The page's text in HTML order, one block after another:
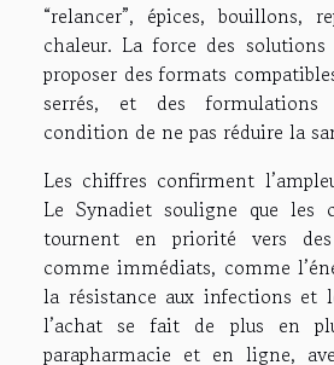
“relancer”, épices, bouillons,
chaleur. La force des solutions
proposer des formats
serrés, et des formulations
condition de ne pas réduire la
Les chiffres confirment
Le Synadiet souligne que les
tournent en priorité vers des
comme immédiats, comme
la résistance aux infections et
l’achat se fait de plus en
parapharmacie et en ligne,